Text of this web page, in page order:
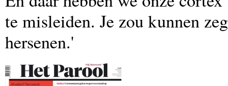
te misleiden. Je zou kunnen
hersenen.'